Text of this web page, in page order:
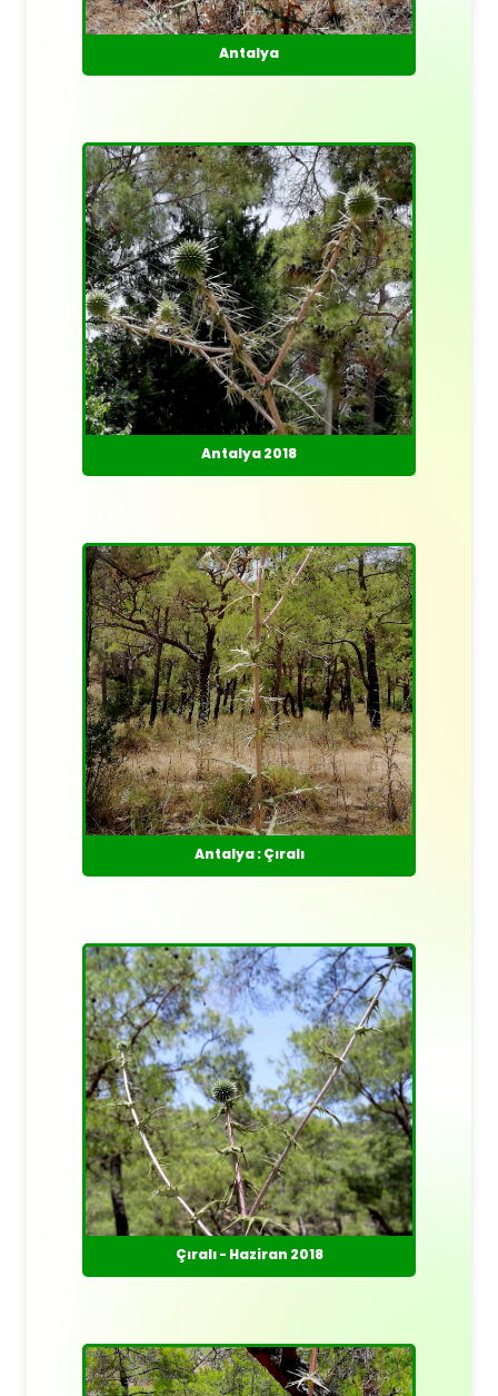
Antalya
Antalya 2018
Antalya : Çıralı
Çıralı - Haziran 2018